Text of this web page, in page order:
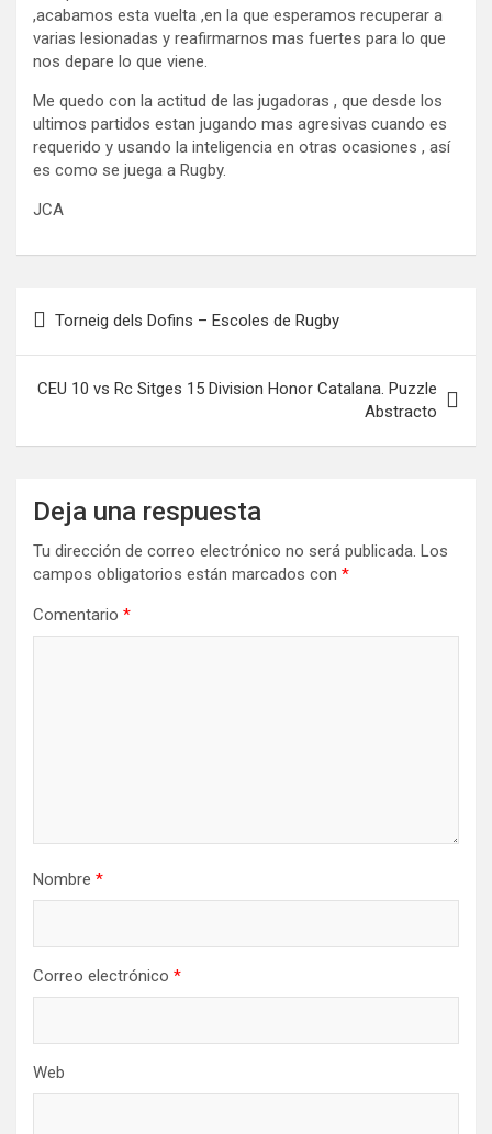
,acabamos esta vuelta ,en la que esperamos recuperar a
varias lesionadas y reafirmarnos mas fuertes para lo que
nos depare lo que viene.
Me quedo con la actitud de las jugadoras , que desde los
ultimos partidos estan jugando mas agresivas cuando es
requerido y usando la inteligencia en otras ocasiones , así
es como se juega a Rugby.
JCA
Torneig dels Dofins – Escoles de Rugby
CEU 10 vs Rc Sitges 15 Division Honor Catalana. Puzzle
Abstracto
Deja una respuesta
Tu dirección de correo electrónico no será publicada. Los
campos obligatorios están marcados con *
Comentario *
Nombre *
Correo electrónico *
Web